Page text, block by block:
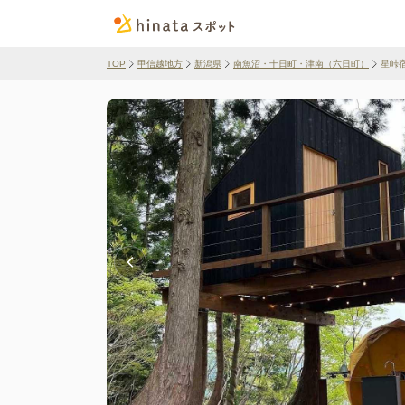
TOP 甲信越地方 新潟県 南魚沼・十日町・津南（六日町） 星峠